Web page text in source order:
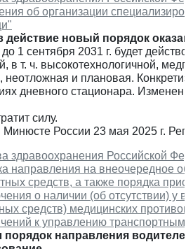
об организации
действие новый порядок
1 сентября 2031 г. будет
в т. ч. высокотехнологичной,
и плановая.
дневного стационара.
силу.
Минюсте России 23 мая 2025 г.
здравоохранения Российской
направления на внеочередное
средств, а также порядка
о наличии (об отсутствии) у
средств) медицинских
к управлению
направления